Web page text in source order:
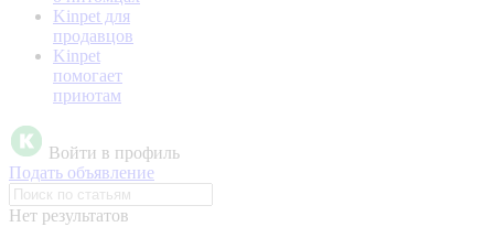
Kinpet для
продавцов
Kinpet
помогает
приютам
Войти в профиль
Подать объявление
Нет результатов